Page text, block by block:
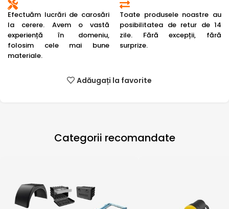
Efectuăm lucrări de carosări
la cerere. Avem o vastă
experiență în domeniu,
folosim cele mai bune
materiale.
Toate produsele noastre au
posibilitatea de retur de 14
zile. Fără excepții, fără
surprize.
Adăugați la favorite
Categorii recomandate